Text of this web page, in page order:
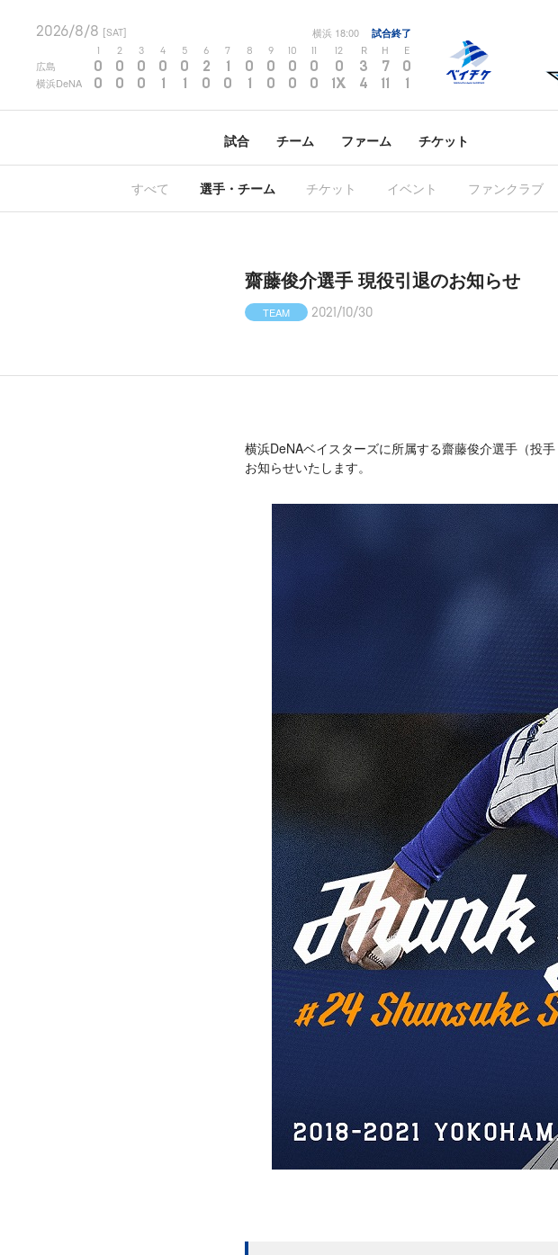
2026/8/8 [SAT] 横浜 18:00 試合終了
2 3 4 5 6 7 8 9 10 12 R H E
広島 0 0 0 0 0 2 1 0 0 0 0 0 3 7 0
横浜DeNA 0 0 0 1 1 0 0 1 0 0 0 1X 4 11 1
試合 チーム ファーム チケット
すべて 選手・チーム チケット イベント ファンクラブ
齋藤俊介選手 現役引退のお知らせ
TEAM 2021/10/30
横浜DeNAベイスターズに所属する齋藤俊介選手（投
お知らせいたします。